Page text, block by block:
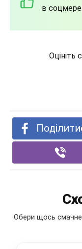
в
Оцініть
Обери щось